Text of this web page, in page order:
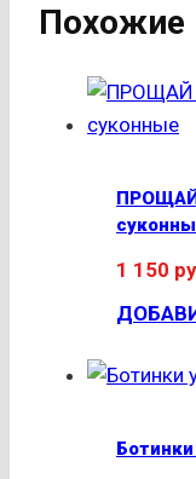
Похожие
ПРОЩАЙ
1 150